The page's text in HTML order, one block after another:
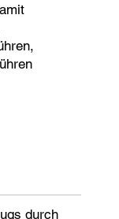
durch